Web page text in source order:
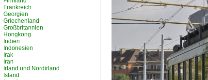
Frankreich
Georgien
Griechenland
Großbritannien
Hongkong
Indien
Indonesien
Irak
Iran
Irland und Nordirland
Island